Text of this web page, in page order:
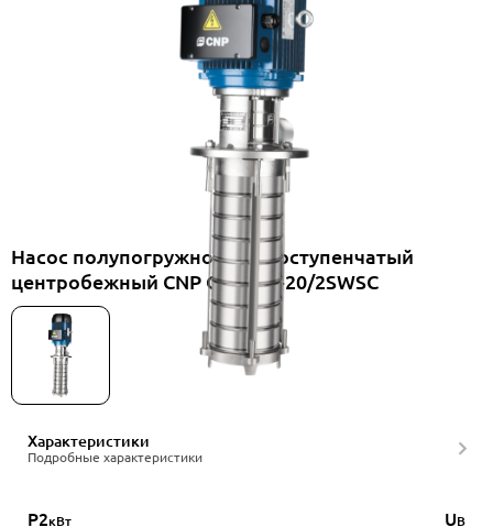
Насос полупогружной многоступенчатый
центробежный CNP CDLKF3-20/2SWSC
Характеристики
Подробные характеристики
P2кВт
UВ